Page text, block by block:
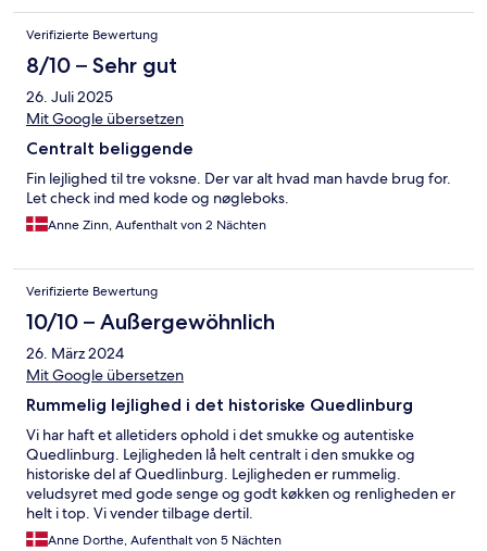
Verifizierte Bewertung
8/10 – Sehr gut
26. Juli 2025
Mit Google übersetzen
Centralt beliggende
Fin lejlighed til tre voksne. Der var alt hvad man havde brug for.
Let check ind med kode og nøgleboks.
Anne Zinn, Aufenthalt von 2 Nächten
Verifizierte Bewertung
10/10 – Außergewöhnlich
26. März 2024
Mit Google übersetzen
Rummelig lejlighed i det historiske Quedlinburg
Vi har haft et alletiders ophold i det smukke og autentiske
Quedlinburg. Lejligheden lå helt centralt i den smukke og
historiske del af Quedlinburg. Lejligheden er rummelig.
veludsyret med gode senge og godt køkken og renligheden er
helt i top. Vi vender tilbage dertil.
Anne Dorthe, Aufenthalt von 5 Nächten